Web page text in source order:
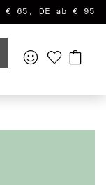
€ 65, DE ab € 95